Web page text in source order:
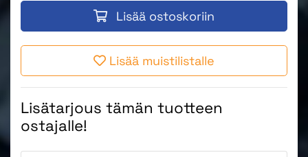
Lisää ostoskoriin
Lisää muistilistalle
Lisätarjous tämän tuotteen
ostajalle!